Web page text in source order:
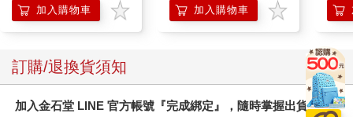
「怎麼這樣問……妳回來後沒看這裡的新聞？ 許先生早退隱政壇
了，前陣子卻突然出來開記者會宣布說他要退出W黨。新聞鬧很
「喔。」薈自言自語道，「可是，我感覺到的不是那種，是別的
什麼。是什麼呢？」
「沒什麼。我只是感覺到他很痛苦。」薈說，一面似乎在消化自
調理頭皮洗髮液/0矽靈
滋潤洗頭髮水/一般髮
加入購物車 加入購物車
訂購/退換貨須知
加入金石堂 LINE 官方帳號『完成綁定』，隨時掌握出貨動